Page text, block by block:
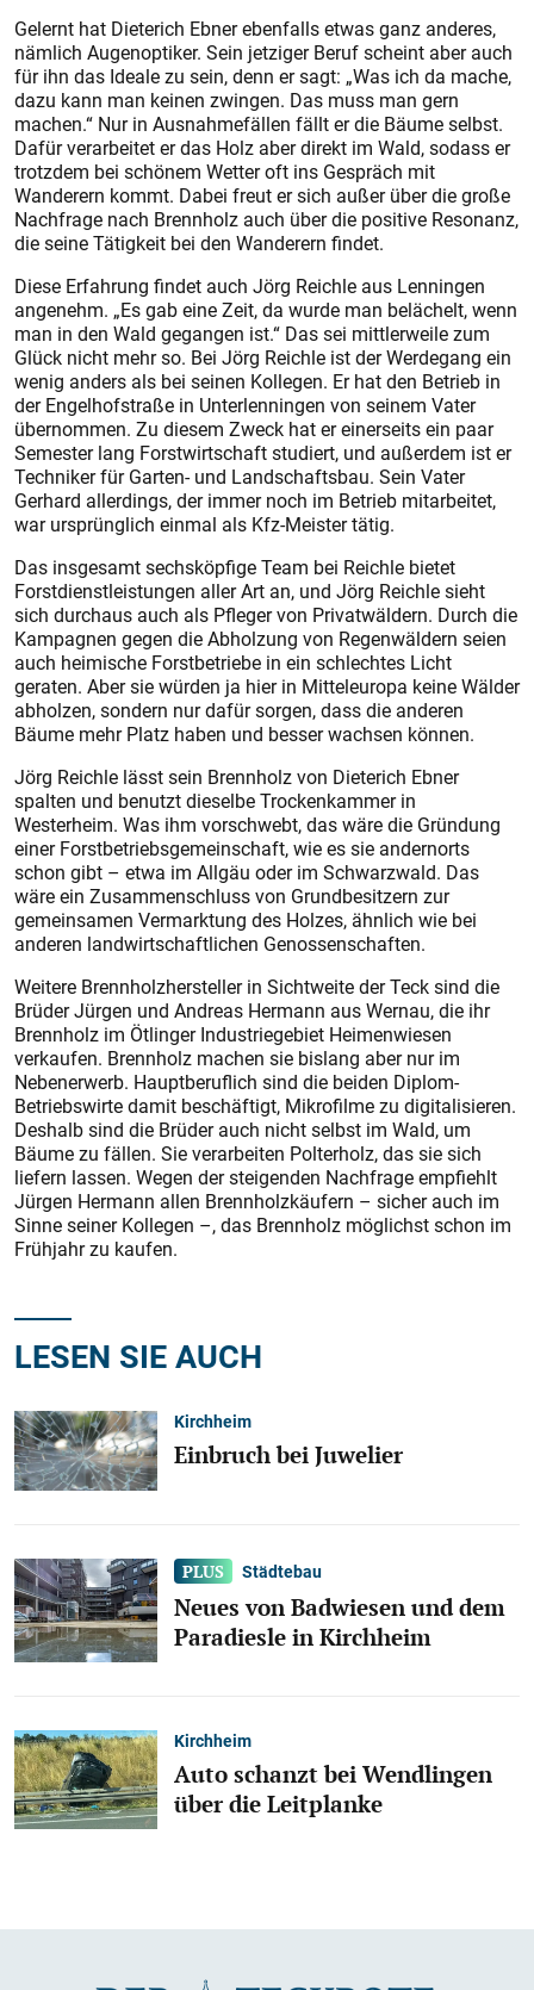
Gelernt hat Dieterich Ebner ebenfalls etwas ganz anderes,
nämlich Augenoptiker. Sein jetziger Beruf scheint aber auch
für ihn das Ideale zu sein, denn er sagt: „Was ich da mache,
dazu kann man keinen zwingen. Das muss man gern
machen.“ Nur in Ausnahmefällen fällt er die Bäume selbst.
Dafür verarbeitet er das Holz aber direkt im Wald, sodass er
trotzdem bei schönem Wetter oft ins Gespräch mit
Wanderern kommt. Dabei freut er sich außer über die große
Nachfrage nach Brennholz auch über die positive Resonanz,
die seine Tätigkeit bei den Wanderern findet.
Diese Erfahrung findet auch Jörg Reichle aus Lenningen
angenehm. „Es gab eine Zeit, da wurde man belächelt, wenn
man in den Wald gegangen ist.“ Das sei mittlerweile zum
Glück nicht mehr so. Bei Jörg Reichle ist der Werdegang ein
wenig anders als bei seinen Kollegen. Er hat den Betrieb in
der Engelhofstraße in Unterlenningen von seinem Vater
übernommen. Zu diesem Zweck hat er einerseits ein paar
Semester lang Forstwirtschaft studiert, und außerdem ist er
Techniker für Garten- und Landschaftsbau. Sein Vater
Gerhard allerdings, der immer noch im Betrieb mitarbeitet,
war ursprünglich einmal als Kfz-Meister tätig.
Das insgesamt sechsköpfige Team bei Reichle bietet
Forstdienstleistungen aller Art an, und Jörg Reichle sieht
sich durchaus auch als Pfleger von Privatwäldern. Durch die
Kampagnen gegen die Abholzung von Regenwäldern seien
auch heimische Forstbetriebe in ein schlechtes Licht
geraten. Aber sie würden ja hier in Mitteleuropa keine Wälder
abholzen, sondern nur dafür sorgen, dass die anderen
Bäume mehr Platz haben und besser wachsen können.
Jörg Reichle lässt sein Brennholz von Dieterich Ebner
spalten und benutzt dieselbe Trockenkammer in
Westerheim. Was ihm vorschwebt, das wäre die Gründung
einer Forstbetriebsgemeinschaft, wie es sie andernorts
schon gibt – etwa im Allgäu oder im Schwarzwald. Das
wäre ein Zusammenschluss von Grundbesitzern zur
gemeinsamen Vermarktung des Holzes, ähnlich wie bei
anderen landwirtschaftlichen Genossenschaften.
Weitere Brennholzhersteller in Sichtweite der Teck sind die
Brüder Jürgen und Andreas Hermann aus Wernau, die ihr
Brennholz im Ötlinger Industriegebiet Heimenwiesen
verkaufen. Brennholz machen sie bislang aber nur im
Nebenerwerb. Hauptberuflich sind die beiden Diplom-
Betriebswirte damit beschäftigt, Mikrofilme zu digitalisieren.
Deshalb sind die Brüder auch nicht selbst im Wald, um
Bäume zu fällen. Sie verarbeiten Polterholz, das sie sich
liefern lassen. Wegen der steigenden Nachfrage empfiehlt
Jürgen Hermann allen Brennholzkäufern – sicher auch im
Sinne seiner Kollegen –, das Brennholz möglichst schon im
Frühjahr zu kaufen.
LESEN SIE AUCH
Kirchheim
Einbruch bei Juwelier
Städtebau
Neues von Badwiesen und dem
Paradiesle in Kirchheim
Kirchheim
Auto schanzt bei Wendlingen
über die Leitplanke